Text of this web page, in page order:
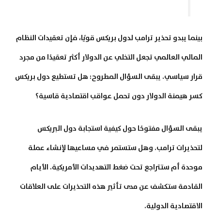
بينما يبدو تحذير ترامب لدول بريكس قويًا، فإن تعقيدات النظام
المالي العالمي تجعل التخلي عن الدولار أكثر تعقيدًا من مجرد
قرار سياسي. يبقى السؤال المطروح: هل تستطيع دول بريكس
كسر هيمنة الدولار دون تحمل عواقب اقتصادية قاسية؟
يبقى السؤال مفتوحًا حول كيفية استجابة دول البريكس
لتحذيرات ترامب. وهل ستستمر في مساعيها لإنشاء عملة
موحدة أم ستتراجع تحت ضغط التهديدات الأمريكية. الأيام
القادمة ستكشف عن مدى تأثير هذه التحذيرات على العلاقات
الاقتصادية الدولية.